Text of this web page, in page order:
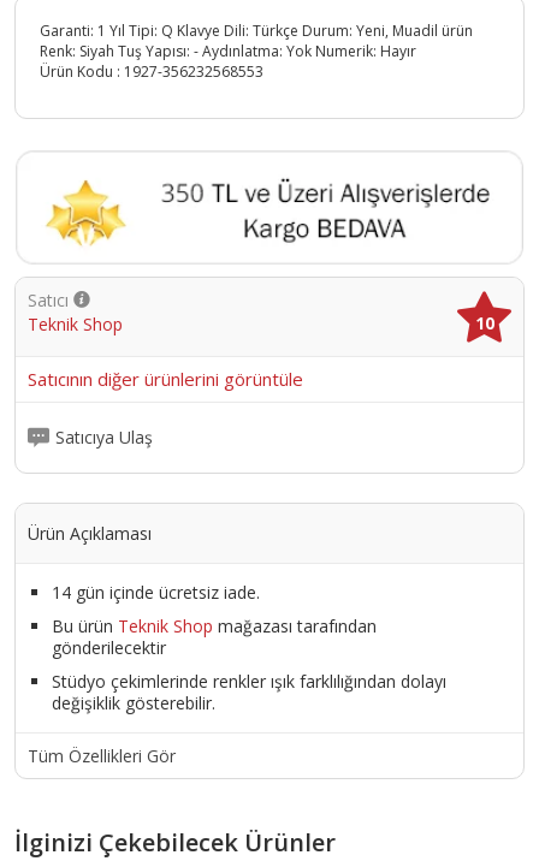
Garanti: 1 Yıl Tipi: Q Klavye Dili: Türkçe Durum: Yeni, Muadil ürün
Renk: Siyah Tuş Yapısı: - Aydınlatma: Yok Numerik: Hayır
Ürün Kodu : 1927-356232568553
Satıcı
Teknik Shop
10
Satıcının diğer ürünlerini görüntüle
Satıcıya Ulaş
Ürün Açıklaması
14 gün içinde ücretsiz iade.
Bu ürün Teknik Shop mağazası tarafından
gönderilecektir
Stüdyo çekimlerinde renkler ışık farklılığından dolayı
değişiklik gösterebilir.
Tüm Özellikleri Gör
İlginizi Çekebilecek Ürünler